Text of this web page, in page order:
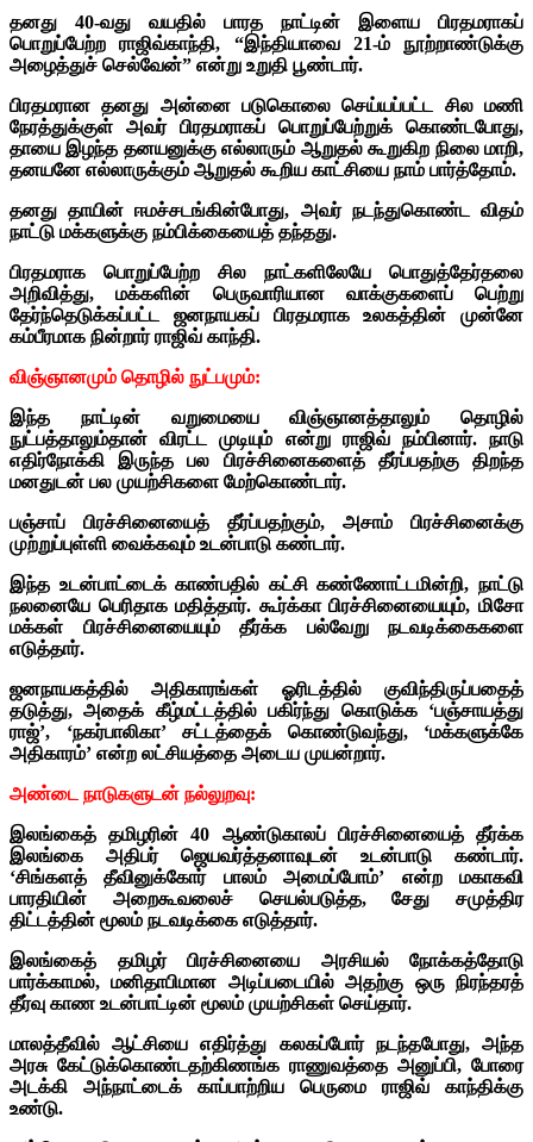
தனது 40-வது வயதில் பாரத நாட்டின் இளைய பிரதமராகப்
பொறுப்பேற்ற ராஜிவ்காந்தி, “இந்தியாவை 21-ம் நூற்றாண்டுக்கு
அழைத்துச் செல்வேன்” என்று உறுதி பூண்டார்.
பிரதமரான தனது அன்னை படுகொலை செய்யப்பட்ட சில மணி
நேரத்துக்குள் அவர் பிரதமராகப் பொறுப்பேற்றுக் கொண்டபோது,
தாயை இழந்த தனயனுக்கு எல்லாரும் ஆறுதல் கூறுகிற நிலை மாறி,
தனயனே எல்லாருக்கும் ஆறுதல் கூறிய காட்சியை நாம் பார்த்தோம்.
தனது தாயின் ஈமச்சடங்கின்போது, அவர் நடந்துகொண்ட விதம்
நாட்டு மக்களுக்கு நம்பிக்கையைத் தந்தது.
பிரதமராக பொறுப்பேற்ற சில நாட்களிலேயே பொதுத்தேர்தலை
அறிவித்து, மக்களின் பெருவாரியான வாக்குகளைப் பெற்று
தேர்ந்தெடுக்கப்பட்ட ஜனநாயகப் பிரதமராக உலகத்தின் முன்னே
கம்பீரமாக நின்றார் ராஜிவ் காந்தி.
விஞ்ஞானமும் தொழில் நுட்பமும்:
இந்த நாட்டின் வறுமையை விஞ்ஞானத்தாலும் தொழில்
நுட்பத்தாலும்தான் விரட்ட முடியும் என்று ராஜிவ் நம்பினார். நாடு
எதிர்நோக்கி இருந்த பல பிரச்சினைகளைத் தீர்ப்பதற்கு திறந்த
மனதுடன் பல முயற்சிகளை மேற்கொண்டார்.
பஞ்சாப் பிரச்சினையைத் தீர்ப்பதற்கும், அசாம் பிரச்சினைக்கு
முற்றுப்புள்ளி வைக்கவும் உடன்பாடு கண்டார்.
இந்த உடன்பாட்டைக் காண்பதில் கட்சி கண்ணோட்டமின்றி, நாட்டு
நலனையே பெரிதாக மதித்தார். கூர்க்கா பிரச்சினையையும், மிசோ
மக்கள் பிரச்சினையையும் தீர்க்க பல்வேறு நடவடிக்கைகளை
எடுத்தார்.
ஜனநாயகத்தில் அதிகாரங்கள் ஓரிடத்தில் குவிந்திருப்பதைத்
தடுத்து, அதைக் கீழ்மட்டத்தில் பகிர்ந்து கொடுக்க ‘பஞ்சாயத்து
ராஜ்’, ‘நகர்பாலிகா’ சட்டத்தைக் கொண்டுவந்து, ‘மக்களுக்கே
அதிகாரம்’ என்ற லட்சியத்தை அடைய முயன்றார்.
அண்டை நாடுகளுடன் நல்லுறவு:
இலங்கைத் தமிழரின் 40 ஆண்டுகாலப் பிரச்சினையைத் தீர்க்க
இலங்கை அதிபர் ஜெயவர்த்தனாவுடன் உடன்பாடு கண்டார்.
‘சிங்களத் தீவினுக்கோர் பாலம் அமைப்போம்’ என்ற மகாகவி
பாரதியின் அறைகூவலைச் செயல்படுத்த, சேது சமுத்திர
திட்டத்தின் மூலம் நடவடிக்கை எடுத்தார்.
இலங்கைத் தமிழர் பிரச்சினையை அரசியல் நோக்கத்தோடு
பார்க்காமல், மனிதாபிமான அடிப்படையில் அதற்கு ஒரு நிரந்தரத்
தீர்வு காண உடன்பாட்டின் மூலம் முயற்சிகள் செய்தார்.
மாலத்தீவில் ஆட்சியை எதிர்த்து கலகப்போர் நடந்தபோது, அந்த
அரசு கேட்டுக்கொண்டதற்கிணங்க ராணுவத்தை அனுப்பி, போரை
அடக்கி அந்நாட்டைக் காப்பாற்றிய பெருமை ராஜிவ் காந்திக்கு
உண்டு.